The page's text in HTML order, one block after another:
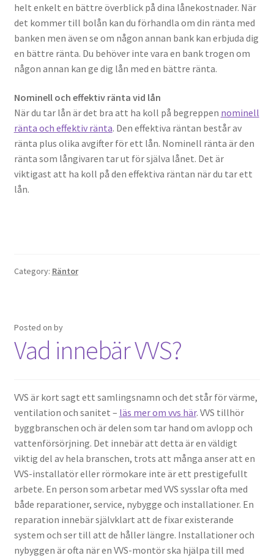
helt enkelt en bättre överblick på dina lånekostnader. När
det kommer till bolån kan du förhandla om din ränta med
banken men även se om någon annan bank kan erbjuda dig
en bättre ränta. Du behöver inte vara en bank trogen om
någon annan kan ge dig lån med en bättre ränta.
Nominell och effektiv ränta vid lån
När du tar lån är det bra att ha koll på begreppen nominell
ränta och effektiv ränta. Den effektiva räntan består av
ränta plus olika avgifter för ett lån. Nominell ränta är den
ränta som långivaren tar ut för själva lånet. Det är
viktigast att ha koll på den effektiva räntan när du tar ett
lån.
Category: Räntor
Posted on by
Vad innebär VVS?
VVS är kort sagt ett samlingsnamn och det står för värme,
ventilation och sanitet – läs mer om vvs här. VVS tillhör
byggbranschen och är delen som tar hand om avlopp och
vattenförsörjning. Det innebär att detta är en väldigt
viktig del av hela branschen, trots att många anser att en
VVS-installatör eller rörmokare inte är ett prestigefullt
arbete. En person som arbetar med VVS sysslar ofta med
både reparationer, service, nybygge och installationer. En
reparation innebär självklart att de fixar existerande
system och ser till att de håller längre. Installationer och
nybyggen är ofta när en VVS-montör ska hjälpa till med